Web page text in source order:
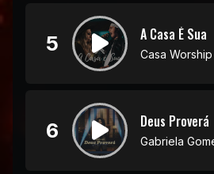
5 A Casa É Sua
Casa Worship
6 Deus Proverá
Gabriela